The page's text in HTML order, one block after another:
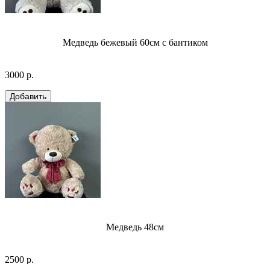
Медведь бежевый 60см с бантиком
3000 р.
Медведь 48см
2500 р.